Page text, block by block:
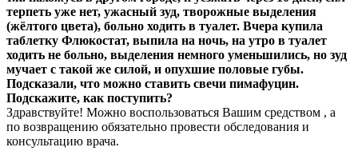
терпеть уже нет, ужасный зуд, творожные выделения
(жёлтого цвета), больно ходить в туалет. Вчера купила
таблетку Флюкостат, выпила на ночь, на утро в туалет
ходить не больно, выделения немного уменьшились, но зуд
мучает с такой же силой, и опухшие половые губы.
Подсказали, что можно ставить свечи пимафуцин.
Подскажите, как поступить?
Здравствуйте! Можно воспользоваться Вашим средством , а
по возвращению обязательно провести обследования и
консультацию врача.